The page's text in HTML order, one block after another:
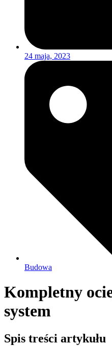
24 maja, 2023
Budowa
Kompletny
system
Spis treści artykułu